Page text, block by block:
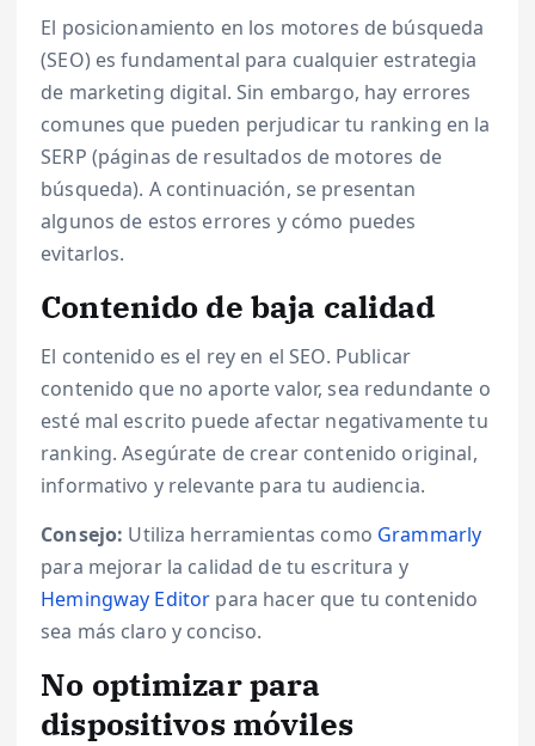
El posicionamiento en los motores de búsqueda
(SEO) es fundamental para cualquier estrategia
de marketing digital. Sin embargo, hay errores
comunes que pueden perjudicar tu ranking en la
SERP (páginas de resultados de motores de
búsqueda). A continuación, se presentan
algunos de estos errores y cómo puedes
evitarlos.
Contenido de baja calidad
El contenido es el rey en el SEO. Publicar
contenido que no aporte valor, sea redundante o
esté mal escrito puede afectar negativamente tu
ranking. Asegúrate de crear contenido original,
informativo y relevante para tu audiencia.
Consejo: Utiliza herramientas como Grammarly
para mejorar la calidad de tu escritura y
Hemingway Editor para hacer que tu contenido
sea más claro y conciso.
No optimizar para
dispositivos móviles